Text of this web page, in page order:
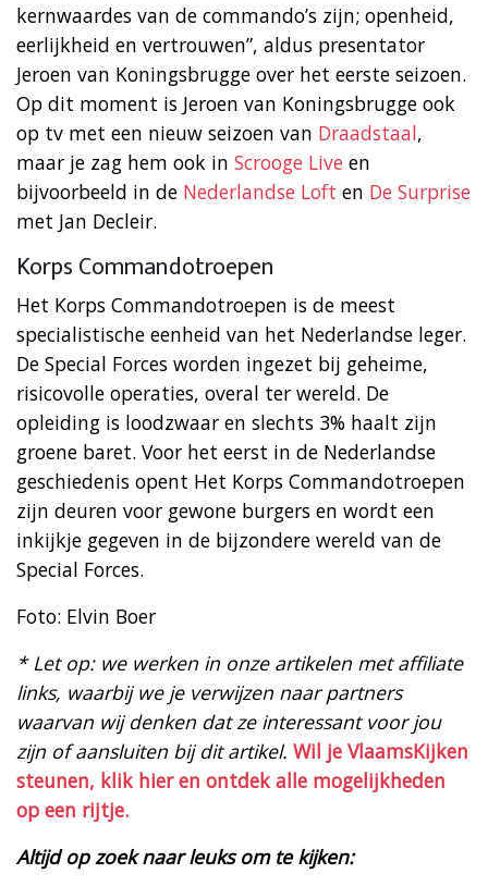
kernwaardes van de commando’s zijn; openheid,
eerlijkheid en vertrouwen”, aldus presentator
Jeroen van Koningsbrugge over het eerste seizoen.
Op dit moment is Jeroen van Koningsbrugge ook
op tv met een nieuw seizoen van Draadstaal,
maar je zag hem ook in Scrooge Live en
bijvoorbeeld in de Nederlandse Loft en De Surprise
met Jan Decleir.
Korps Commandotroepen
Het Korps Commandotroepen is de meest
specialistische eenheid van het Nederlandse leger.
De Special Forces worden ingezet bij geheime,
risicovolle operaties, overal ter wereld. De
opleiding is loodzwaar en slechts 3% haalt zijn
groene baret. Voor het eerst in de Nederlandse
geschiedenis opent Het Korps Commandotroepen
zijn deuren voor gewone burgers en wordt een
inkijkje gegeven in de bijzondere wereld van de
Special Forces.
Foto: Elvin Boer
* Let op: we werken in onze artikelen met affiliate
links, waarbij we je verwijzen naar partners
waarvan wij denken dat ze interessant voor jou
zijn of aansluiten bij dit artikel. Wil je VlaamsKijken
steunen, klik hier en ontdek alle mogelijkheden
op een rijtje.
Altijd op zoek naar leuks om te kijken: